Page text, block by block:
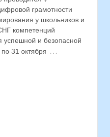
грамотности
у школьников и
компетенций
успешной и безопасной
31 октября …